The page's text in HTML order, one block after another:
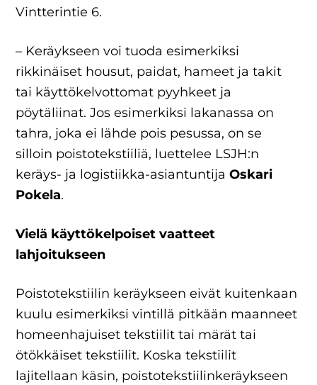
Vintterintie 6.
– Keräykseen voi tuoda esimerkiksi
rikkinäiset housut, paidat, hameet ja takit
tai käyttökelvottomat pyyhkeet ja
pöytäliinat. Jos esimerkiksi lakanassa on
tahra, joka ei lähde pois pesussa, on se
silloin poistotekstiiliä, luettelee LSJH:n
keräys- ja logistiikka-asiantuntijaOskari
Pokela.
Vielä käyttökelpoiset vaatteet
lahjoitukseen
Poistotekstiilin keräykseen eivät kuitenkaan
kuulu esimerkiksi vintillä pitkään maanneet
homeenhajuiset tekstiilit tai märät tai
ötökkäiset tekstiilit. Koska tekstiilit
lajitellaan käsin, poistotekstiilinkeräykseen